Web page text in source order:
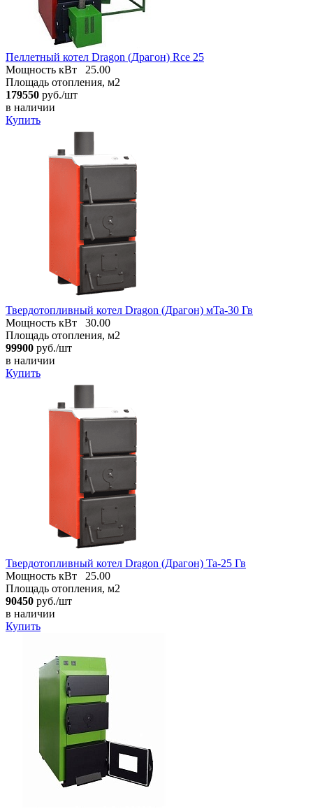
Пеллетный котел Dragon (Драгон) Rce 25
Мощность кВт
25.00
Площадь отопления, м2
179550 руб./шт
в наличии
Купить
Твердотопливный котел Dragon (Драгон) мTa-30 Гв
Мощность кВт
30.00
Площадь отопления, м2
99900 руб./шт
в наличии
Купить
Твердотопливный котел Dragon (Драгон) Ta-25 Гв
Мощность кВт
25.00
Площадь отопления, м2
90450 руб./шт
в наличии
Купить